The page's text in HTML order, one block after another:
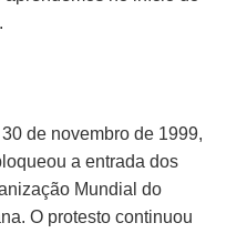
30 de novembro de 1999,
a entrada dos
Mundial do
O protesto continuou